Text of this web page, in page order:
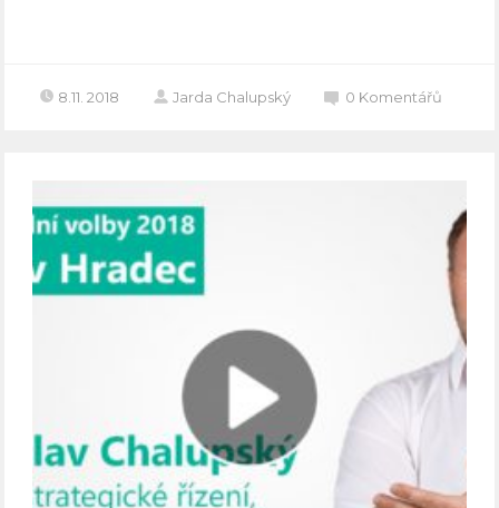
8.11. 2018 Jarda Chalupský 0 Komentářů